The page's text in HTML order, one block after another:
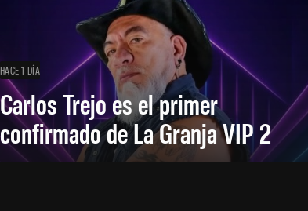
HACE 1 DÍA
Carlos Trejo es el primer
confirmado de La Granja VIP 2